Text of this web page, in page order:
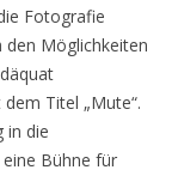
Fotografie
den Möglichkeiten
Titel „Mute“.
in die
Bühne für